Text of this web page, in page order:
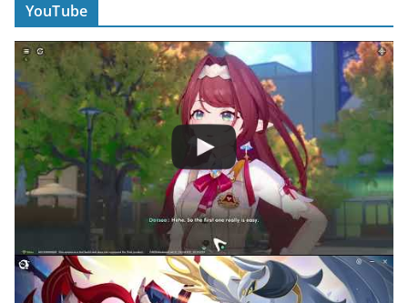
YouTube